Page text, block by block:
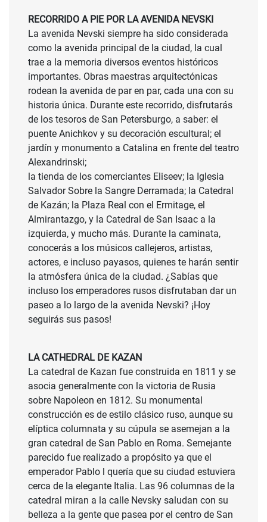
RECORRIDO A PIE POR LA AVENIDA NEVSKI
La avenida Nevski siempre ha sido considerada
como la avenida principal de la ciudad, la cual
trae a la memoria diversos eventos históricos
importantes. Obras maestras arquitectónicas
rodean la avenida de par en par, cada una con su
historia única. Durante este recorrido, disfrutarás
de los tesoros de San Petersburgo, a saber: el
puente Anichkov y su decoración escultural; el
jardín y monumento a Catalina en frente del teatro
Alexandrinski;
la tienda de los comerciantes Eliseev; la Iglesia
Salvador Sobre la Sangre Derramada; la Catedral
de Kazán; la Plaza Real con el Ermitage, el
Almirantazgo, y la Catedral de San Isaac a la
izquierda, y mucho más. Durante la caminata,
conocerás a los músicos callejeros, artistas,
actores, e incluso payasos, quienes te harán sentir
la atmósfera única de la ciudad. ¿Sabías que
incluso los emperadores rusos disfrutaban dar un
paseo a lo largo de la avenida Nevski? ¡Hoy
seguirás sus pasos!
LA CATHEDRAL DE KAZAN
La catedral de Kazan fue construida en 1811 y se
asocia generalmente con la victoria de Rusia
sobre Napoleon en 1812. Su monumental
construcción es de estilo clásico ruso, aunque su
elíptica columnata y su cúpula se asemejan a la
gran catedral de San Pablo en Roma. Semejante
parecido fue realizado a propósito ya que el
emperador Pablo l quería que su ciudad estuviera
cerca de la elegante Italia. Las 96 columnas de la
catedral miran a la calle Nevsky saludan con su
belleza a la gente que pasea por el centro de San